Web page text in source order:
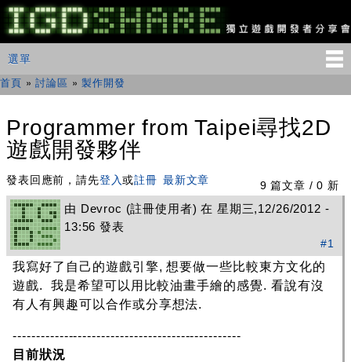
移
至
主
IGDSHARE
獨
遊
者
分
會
主選單
選單
您在這裡
首頁 »討論區 »製作開發
Programmer from Taipei尋找2D
遊戲開發夥伴
9 篇文章 / 0 新
發表回應前，請先登入或註冊 最新文章
由 Devroc (註冊使用者) 在 星期三,12/26/2012 -
13:56 發表
#1
我寫好了自己的遊戲引擎, 想要做一些比較東方文化的
遊戲. 我是希望可以用比較油畫手繪的感覺. 看說有沒
有人有興趣可以合作或分享想法.
-------------------------------------------------
目前狀況